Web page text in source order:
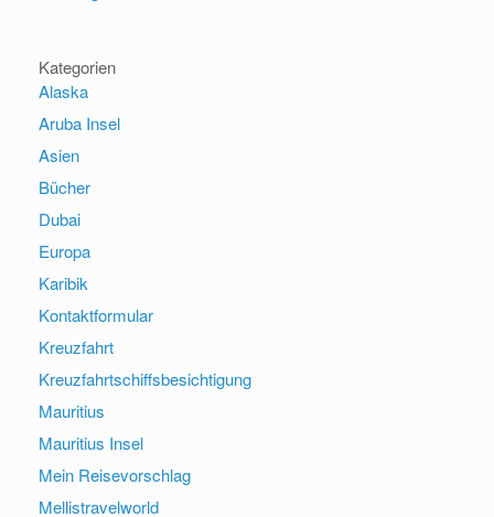
Kategorien
Alaska
Aruba Insel
Asien
Bücher
Dubai
Europa
Karibik
Kontaktformular
Kreuzfahrt
Kreuzfahrtschiffsbesichtigung
Mauritius
Mauritius Insel
Mein Reisevorschlag
Mellistravelworld